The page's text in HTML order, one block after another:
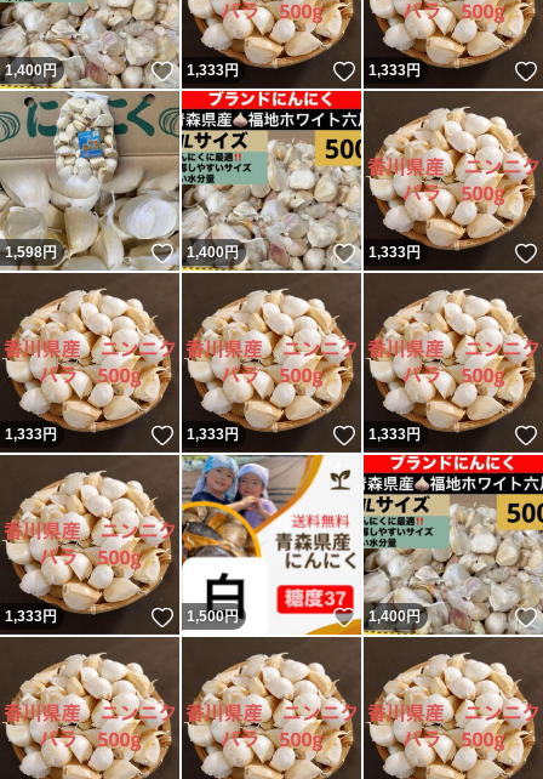
1,400円 いいね！
1,333円 いいね！
1,333円
1,598円 いいね！
1,400円 いいね！
1,333円
1,333円 いいね！
1,333円 いいね！
1,333円
1,333円 いいね！
1,500円 いいね！
1,400円